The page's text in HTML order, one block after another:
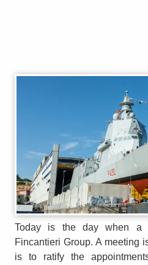
Today is the day when a
Fincantieri Group. A meeting
is to ratify the